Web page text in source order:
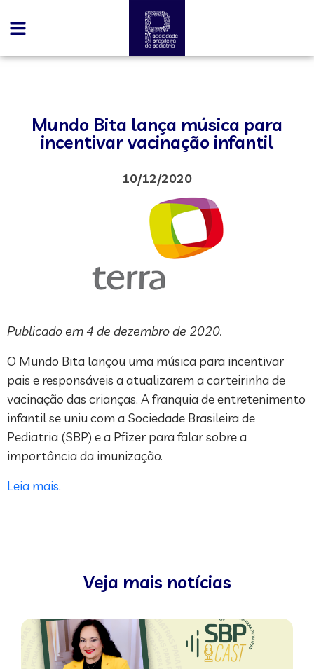
Mundo Bita lança música para
incentivar vacinação infantil
10/12/2020
Publicado em 4 de dezembro de 2020.
O Mundo Bita lançou uma música para incentivar
pais e responsáveis a atualizarem a carteirinha de
vacinação das crianças. A franquia de entretenimento
infantil se uniu com a Sociedade Brasileira de
Pediatria (SBP) e a Pfizer para falar sobre a
importância da imunização.
Leia mais.
Veja mais notícias